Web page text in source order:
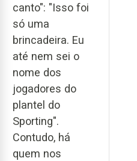
canto": "Isso foi
só uma
brincadeira. Eu
até nem sei o
nome dos
jogadores do
plantel do
Sporting".
Contudo, há
quem nos